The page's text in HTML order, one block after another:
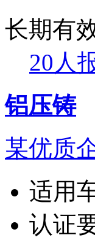
长期有
20人
铝压铸
某优质
适用
认证